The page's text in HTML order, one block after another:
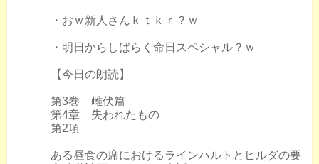
・おｗ新人さんｋｔｋｒ？ｗ
・明日からしばらく命日スペシャル？ｗ
【今日の朗読】
第3巻 雌伏篇
第4章 失われたもの
第2項
ある昼食の席におけるラインハルトとヒルダの要